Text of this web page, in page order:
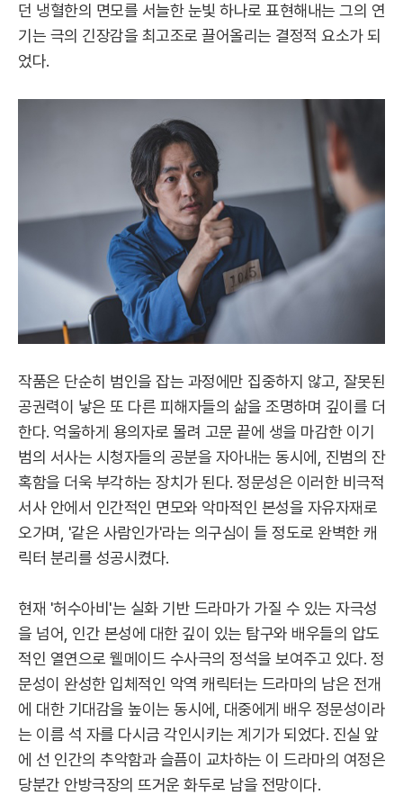
던 냉혈한의 면모를 서늘한 눈빛 하나로 표현해내는 그의 연
기는 극의 긴장감을 최고조로 끌어올리는 결정적 요소가 되
었다.
작품은 단순히 범인을 잡는 과정에만 집중하지 않고, 잘못된
공권력이 낳은 또 다른 피해자들의 삶을 조명하며 깊이를 더
한다. 억울하게 용의자로 몰려 고문 끝에 생을 마감한 이기
범의 서사는 시청자들의 공분을 자아내는 동시에, 진범의 잔
혹함을 더욱 부각하는 장치가 된다. 정문성은 이러한 비극적
서사 안에서 인간적인 면모와 악마적인 본성을 자유자재로
오가며, '같은 사람인가'라는 의구심이 들 정도로 완벽한 캐
릭터 분리를 성공시켰다.
현재 '허수아비'는 실화 기반 드라마가 가질 수 있는 자극성
을 넘어, 인간 본성에 대한 깊이 있는 탐구와 배우들의 압도
적인 열연으로 웰메이드 수사극의 정석을 보여주고 있다. 정
문성이 완성한 입체적인 악역 캐릭터는 드라마의 남은 전개
에 대한 기대감을 높이는 동시에, 대중에게 배우 정문성이라
는 이름 석 자를 다시금 각인시키는 계기가 되었다. 진실 앞
에 선 인간의 추악함과 슬픔이 교차하는 이 드라마의 여정은
당분간 안방극장의 뜨거운 화두로 남을 전망이다.